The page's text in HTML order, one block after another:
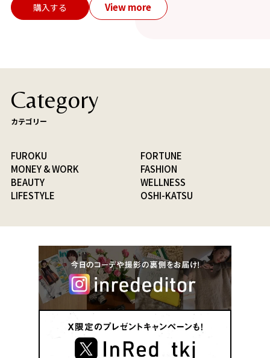
購入する View more
Category
カテゴリー
FUROKU
FORTUNE
MONEY & WORK
FASHION
BEAUTY
WELLNESS
LIFESTYLE
OSHI-KATSU